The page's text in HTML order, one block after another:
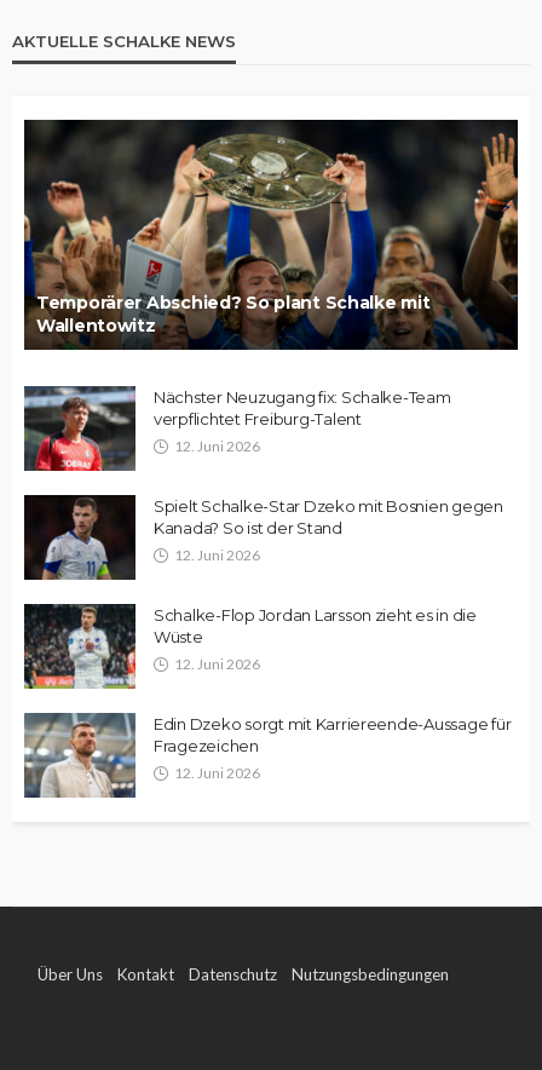
AKTUELLE SCHALKE NEWS
Temporärer Abschied? So plant Schalke mit
Wallentowitz
Nächster Neuzugang fix: Schalke-Team
verpflichtet Freiburg-Talent
12. Juni 2026
Spielt Schalke-Star Dzeko mit Bosnien gegen
Kanada? So ist der Stand
12. Juni 2026
Schalke-Flop Jordan Larsson zieht es in die
Wüste
12. Juni 2026
Edin Dzeko sorgt mit Karriereende-Aussage für
Fragezeichen
12. Juni 2026
Über Uns Kontakt Datenschutz Nutzungsbedingungen